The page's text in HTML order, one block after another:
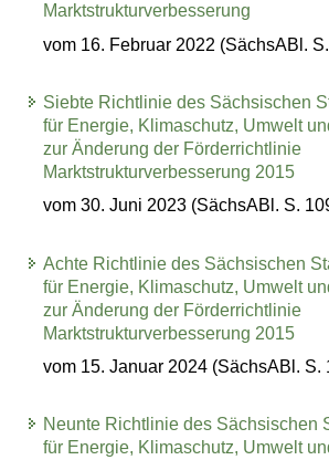
Marktstrukturverbesserung
vom 16. Februar 2022 (SächsABl.
Siebte Richtlinie des Sächsischen
für Energie, Klimaschutz, Umwelt
zur Änderung der Förderrichtlinie
Marktstrukturverbesserung 2015
vom 30. Juni 2023 (SächsABl. S.
Achte Richtlinie des Sächsischen
für Energie, Klimaschutz, Umwelt
zur Änderung der Förderrichtlinie
Marktstrukturverbesserung 2015
vom 15. Januar 2024 (SächsABl. S.
Neunte Richtlinie des Sächsischen
für Energie, Klimaschutz, Umwelt